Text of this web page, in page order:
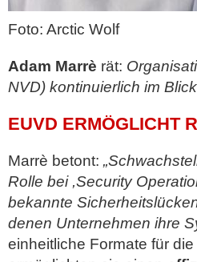
Foto: Arctic Wolf
Adam Marrè rät:
NVD) kontinuierlich im
EUVD ERMÖGLICHT
Marrè betont:
Rolle bei ,Security
bekannte
denen Unternehmen ihre
einheitliche Formate für